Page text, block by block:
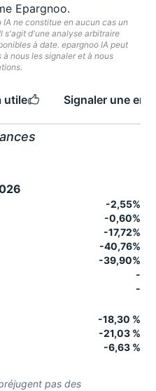
Epargnoo.
ne constitue en aucun cas un
s'agit d'une analyse arbitraire
à date. epargnoo IA peut
nous les signaler et à nous
utile Signaler une
-2,55%
-0,60%
-17,72%
-40,76%
-39,90%
-
-
-18,30 %
-21,03 %
-6,63 %
pas des